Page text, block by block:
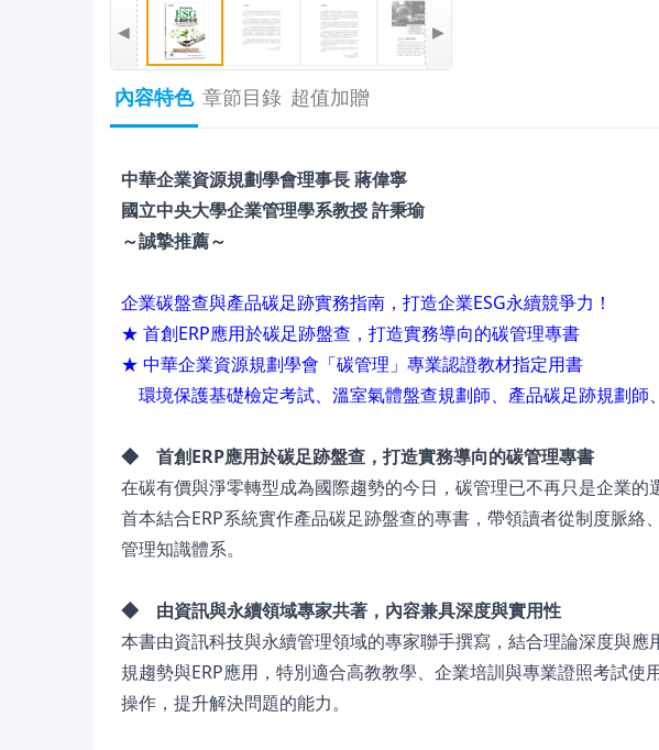
◀ ▶
內容特色 章節目錄 超值加贈
中華企業資源規劃學會理事長 蔣偉寧
國立中央大學企業管理學系教授 許秉瑜
～誠摯推薦～
企業碳盤查與產品碳足跡實務指南，打造企業ESG永續競爭力！
★ 首創ERP應用於碳足跡盤查，打造實務導向的碳管理專書
★ 中華企業資源規劃學會「碳管理」專業認證教材指定用書
環境保護基礎檢定考試、溫室氣體盤查規劃師、產品碳足跡規劃師
◆ 首創ERP應用於碳足跡盤查，打造實務導向的碳管理專書
在碳有價與淨零轉型成為國際趨勢的今日，碳管理已不再只是企業
首本結合ERP系統實作產品碳足跡盤查的專書，帶領讀者從制度脈
管理知識體系。
◆ 由資訊與永續領域專家共著，內容兼具深度與實用性
本書由資訊科技與永續管理領域的專家聯手撰寫，結合理論深度與
規趨勢與ERP應用，特別適合高教教學、企業培訓與專業證照考試
操作，提升解決問題的能力。